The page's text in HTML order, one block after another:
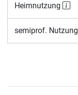
Heimnutzung
semiprof. Nutzung